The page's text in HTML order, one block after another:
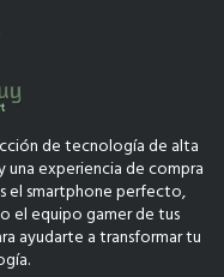
experiencia de compra
el smartphone perfecto,
el equipo gamer de tus
ayudarte a transformar tu